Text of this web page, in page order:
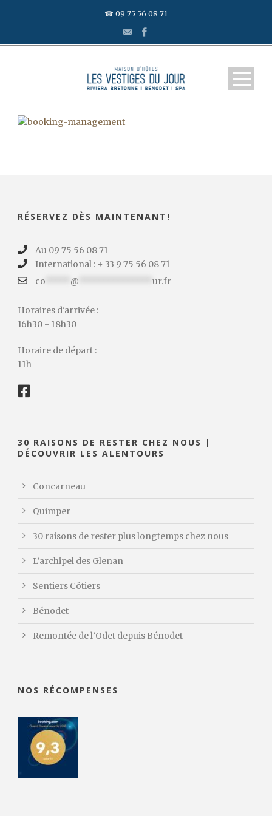
☎ 09 75 56 08 71
RÉSERVEZ DÈS MAINTENANT!
Au 09 75 56 08 71
International : + 33 9 75 56 08 71
co
@ ur.fr
Horaires d'arrivée :
16h30 - 18h30
Horaire de départ :
11h
30 RAISONS DE RESTER CHEZ NOUS |
DÉCOUVRIR LES ALENTOURS
Concarneau
Quimper
30 raisons de rester plus longtemps chez nous
L’archipel des Glenan
Sentiers Côtiers
Bénodet
Remontée de l’Odet depuis Bénodet
NOS RÉCOMPENSES